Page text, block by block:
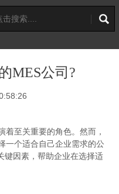
MES公司?
着至关重要的角色。然而，
一个适合自己企业需求的公
键因素，帮助企业在选择适